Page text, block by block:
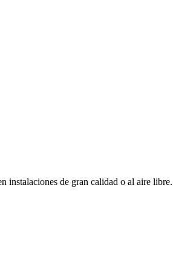
de gran calidad o al aire